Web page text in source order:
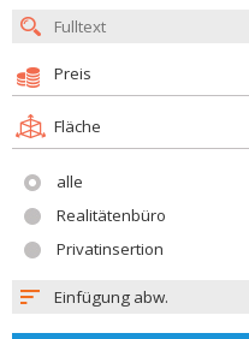
Preis
Fläche
alle
Realitätenbüro
Privatinsertion
Einfügung abw.